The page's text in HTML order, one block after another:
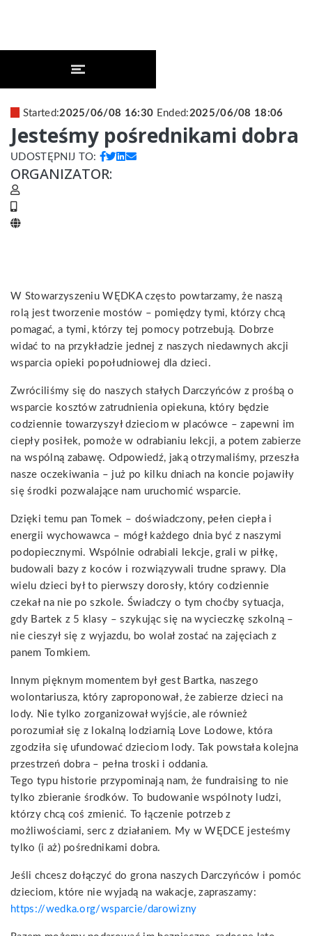
Started:2025/06/08 16:30 Ended:2025/06/08 18:06
Jesteśmy pośrednikami dobra
UDOSTĘPNIJ TO:
ORGANIZATOR:
W Stowarzyszeniu WĘDKA często powtarzamy, że naszą
rolą jest tworzenie mostów – pomiędzy tymi, którzy chcą
pomagać, a tymi, którzy tej pomocy potrzebują. Dobrze
widać to na przykładzie jednej z naszych niedawnych akcji
wsparcia opieki popołudniowej dla dzieci.
Zwróciliśmy się do naszych stałych Darczyńców z prośbą o
wsparcie kosztów zatrudnienia opiekuna, który będzie
codziennie towarzyszył dzieciom w placówce – zapewni im
ciepły posiłek, pomoże w odrabianiu lekcji, a potem zabierze
na wspólną zabawę. Odpowiedź, jaką otrzymaliśmy, przeszła
nasze oczekiwania – już po kilku dniach na koncie pojawiły
się środki pozwalające nam uruchomić wsparcie.
Dzięki temu pan Tomek – doświadczony, pełen ciepła i
energii wychowawca – mógł każdego dnia być z naszymi
podopiecznymi. Wspólnie odrabiali lekcje, grali w piłkę,
budowali bazy z koców i rozwiązywali trudne sprawy. Dla
wielu dzieci był to pierwszy dorosły, który codziennie
czekał na nie po szkole. Świadczy o tym choćby sytuacja,
gdy Bartek z 5 klasy – szykując się na wycieczkę szkolną –
nie cieszył się z wyjazdu, bo wolał zostać na zajęciach z
panem Tomkiem.
Innym pięknym momentem był gest Bartka, naszego
wolontariusza, który zaproponował, że zabierze dzieci na
lody. Nie tylko zorganizował wyjście, ale również
porozumiał się z lokalną lodziarnią Love Lodowe, która
zgodziła się ufundować dzieciom lody. Tak powstała kolejna
przestrzeń dobra – pełna troski i oddania.
Tego typu historie przypominają nam, że fundraising to nie
tylko zbieranie środków. To budowanie wspólnoty ludzi,
którzy chcą coś zmienić. To łączenie potrzeb z
możliwościami, serc z działaniem. My w WĘDCE jesteśmy
tylko (i aż) pośrednikami dobra.
Jeśli chcesz dołączyć do grona naszych Darczyńców i pomóc
dzieciom, które nie wyjadą na wakacje, zapraszamy:
https://wedka.org/wsparcie/darowizny